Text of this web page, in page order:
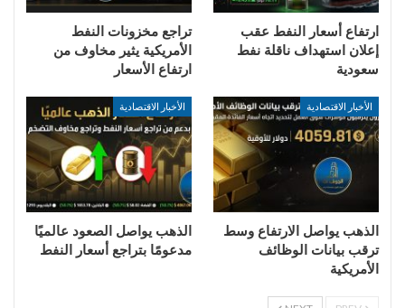
ارتفاع أسعار النفط عقب
إعلان استهداف ناقلة نفط
سعودية
تراجع مخزونات النفط
الأمريكية يثير مخاوف من
ارتفاع الأسعار
الأخبار الاقتصادية
الذهب يواصل الارتفاع وسط
ترقب بيانات الوظائف
الأمريكية
الأخبار الاقتصادية
الذهب يواصل الصعود عالميًا
مدعومًا بتراجع أسعار النفط